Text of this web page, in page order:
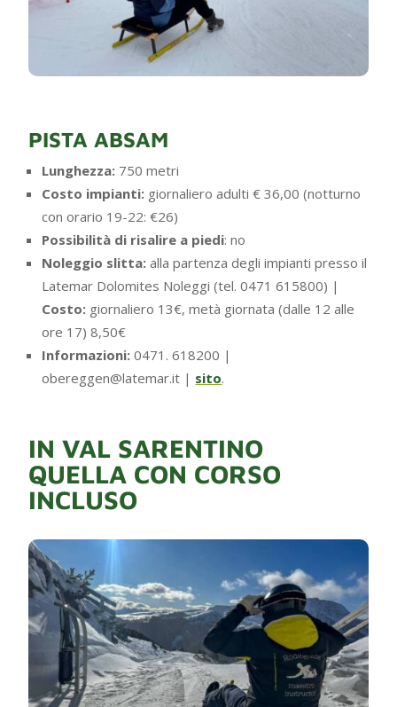
PISTA ABSAM
Lunghezza: 750 metri
Costo impianti: giornaliero adulti € 36,00 (notturno
con orario 19-22: €26)
Possibilità di risalire a piedi: no
Noleggio slitta:alla partenza degli impianti presso il
Latemar Dolomites Noleggi (tel. 0471 615800) |
Costo: giornaliero 13€, metà giornata (dalle 12 alle
ore 17) 8,50€
Informazioni: 0471. 618200 |
obereggen@latemar.it | sito.
IN VAL SARENTINO
QUELLA CON CORSO
INCLUSO